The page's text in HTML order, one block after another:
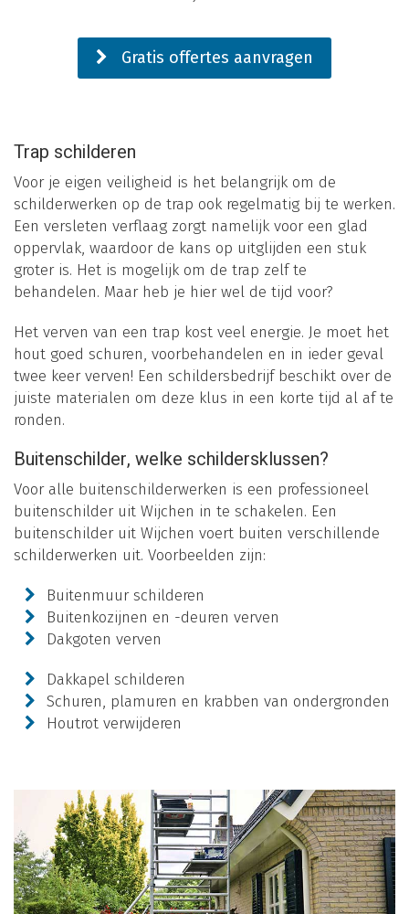
Gratis offertes aanvragen
Trap schilderen
Voor je eigen veiligheid is het belangrijk om de
schilderwerken op de trap ook regelmatig bij te werken.
Een versleten verflaag zorgt namelijk voor een glad
oppervlak, waardoor de kans op uitglijden een stuk
groter is. Het is mogelijk om de trap zelf te
behandelen. Maar heb je hier wel de tijd voor?
Het verven van een trap kost veel energie. Je moet het
hout goed schuren, voorbehandelen en in ieder geval
twee keer verven! Een schildersbedrijf beschikt over de
juiste materialen om deze klus in een korte tijd al af te
ronden.
Buitenschilder, welke schildersklussen?
Voor alle buitenschilderwerken is een professioneel
buitenschilder uit Wijchen in te schakelen. Een
buitenschilder uit Wijchen voert buiten verschillende
schilderwerken uit. Voorbeelden zijn:
Buitenmuur schilderen
Buitenkozijnen en -deuren verven
Dakgoten verven
Dakkapel schilderen
Schuren, plamuren en krabben van ondergronden
Houtrot verwijderen